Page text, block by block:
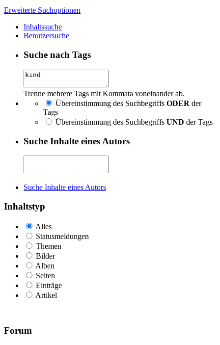
Erweiterte Suchoptionen
Inhaltssuche
Benutzersuche
Suche nach Tags
Trenne mehrere Tags mit Kommata voneinander ab.
Übereinstimmung des Suchbegriffs ODER der
Tags
Übereinstimmung des Suchbegriffs UND der Tags
Suche Inhalte eines Autors
Suche Inhalte eines Autors
Inhaltstyp
Alles
Statusmeldungen
Themen
Bilder
Alben
Seiten
Einträge
Artikel
Forum